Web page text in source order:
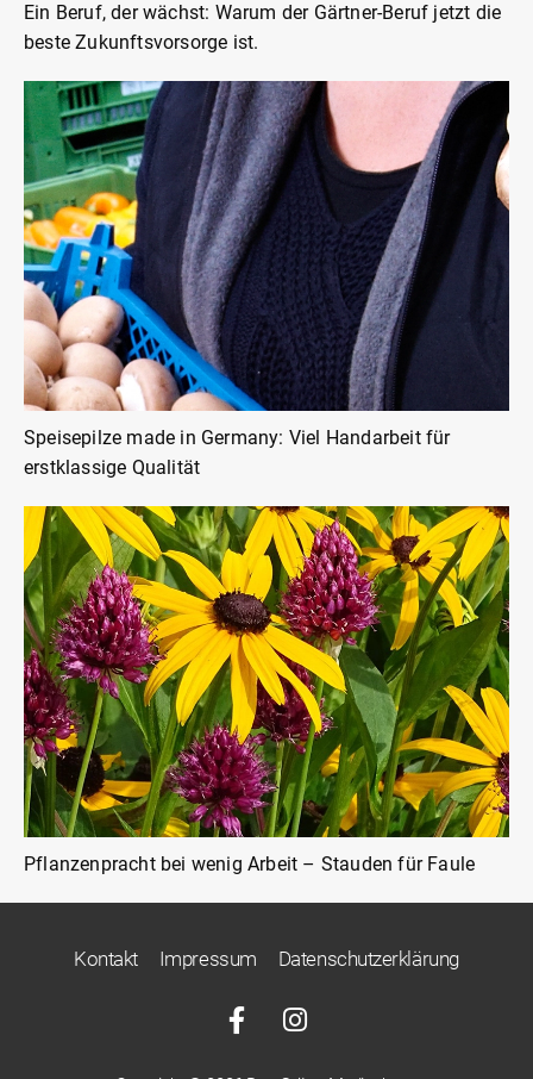
Ein Beruf, der wächst: Warum der Gärtner-Beruf jetzt die
beste Zukunftsvorsorge ist.
Speisepilze made in Germany: Viel Handarbeit für
erstklassige Qualität
Pflanzenpracht bei wenig Arbeit – Stauden für Faule
Kontakt Impressum Datenschutzerklärung